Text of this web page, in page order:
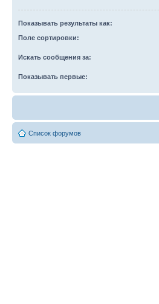
Показывать результаты как:
Поле сортировки:
Искать сообщения за:
Показывать первые:
Список форумов